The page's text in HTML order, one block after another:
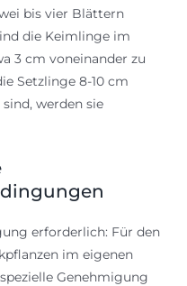
bis vier Blättern
die Keimlinge im
3 cm voneinander zu
Setzlinge 8-10 cm
werden sie
erforderlich: Für den
im eigenen
Genehmigung